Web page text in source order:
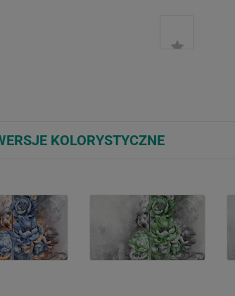
KOLORYSTYCZNE